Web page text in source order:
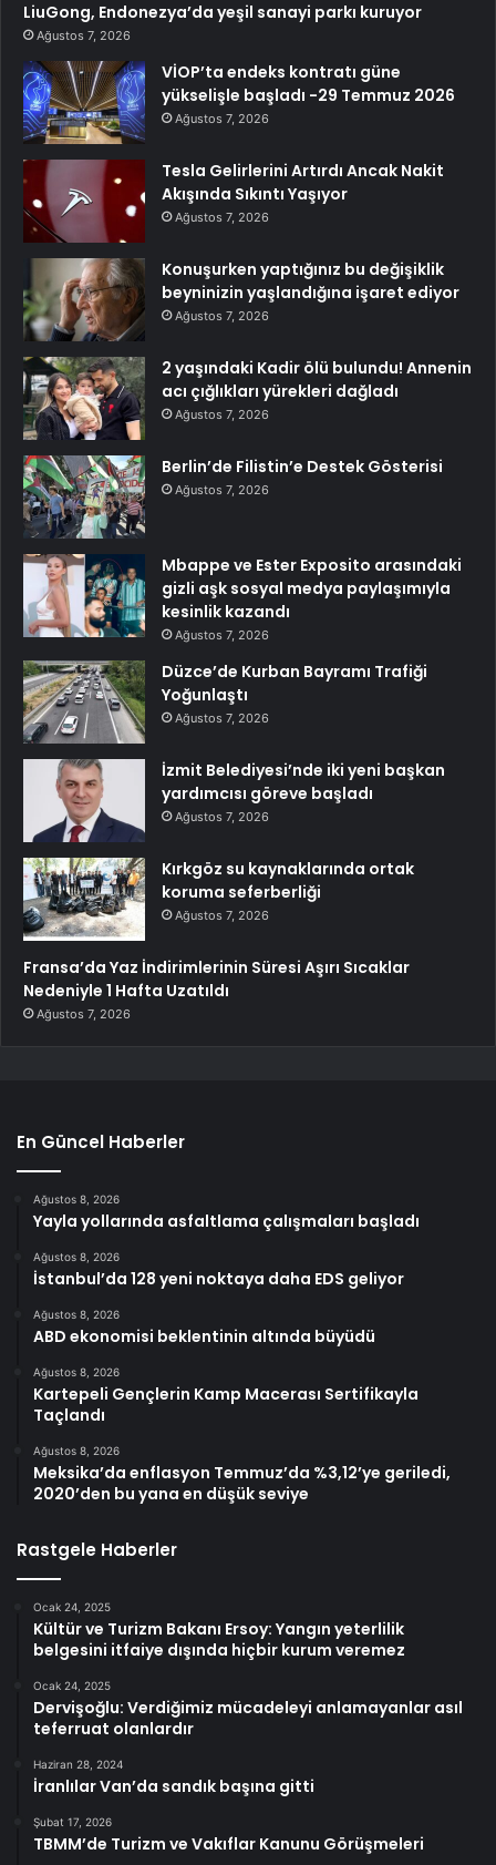
LiuGong, Endonezya’da yeşil sanayi parkı kuruyor
Ağustos 7, 2026
VİOP’ta endeks kontratı güne
yükselişle başladı -29 Temmuz 2026
Ağustos 7, 2026
Tesla Gelirlerini Artırdı Ancak Nakit
Akışında Sıkıntı Yaşıyor
Ağustos 7, 2026
Konuşurken yaptığınız bu değişiklik
beyninizin yaşlandığına işaret ediyor
Ağustos 7, 2026
2 yaşındaki Kadir ölü bulundu! Annenin
acı çığlıkları yürekleri dağladı
Ağustos 7, 2026
Berlin’de Filistin’e Destek Gösterisi
Ağustos 7, 2026
Mbappe ve Ester Exposito arasındaki
gizli aşk sosyal medya paylaşımıyla
kesinlik kazandı
Ağustos 7, 2026
Düzce’de Kurban Bayramı Trafiği
Yoğunlaştı
Ağustos 7, 2026
İzmit Belediyesi’nde iki yeni başkan
yardımcısı göreve başladı
Ağustos 7, 2026
Kırkgöz su kaynaklarında ortak
koruma seferberliği
Ağustos 7, 2026
Fransa’da Yaz İndirimlerinin Süresi Aşırı Sıcaklar
Nedeniyle 1 Hafta Uzatıldı
Ağustos 7, 2026
En Güncel Haberler
Ağustos 8, 2026
Yayla yollarında asfaltlama çalışmaları başladı
Ağustos 8, 2026
İstanbul’da 128 yeni noktaya daha EDS geliyor
Ağustos 8, 2026
ABD ekonomisi beklentinin altında büyüdü
Ağustos 8, 2026
Kartepeli Gençlerin Kamp Macerası Sertifikayla
Taçlandı
Ağustos 8, 2026
Meksika’da enflasyon Temmuz’da %3,12’ye geriledi,
2020’den bu yana en düşük seviye
Rastgele Haberler
Ocak 24, 2025
Kültür ve Turizm Bakanı Ersoy: Yangın yeterlilik
belgesini itfaiye dışında hiçbir kurum veremez
Ocak 24, 2025
Dervişoğlu: Verdiğimiz mücadeleyi anlamayanlar asıl
teferruat olanlardır
Haziran 28, 2024
İranlılar Van’da sandık başına gitti
Şubat 17, 2026
TBMM’de Turizm ve Vakıflar Kanunu Görüşmeleri